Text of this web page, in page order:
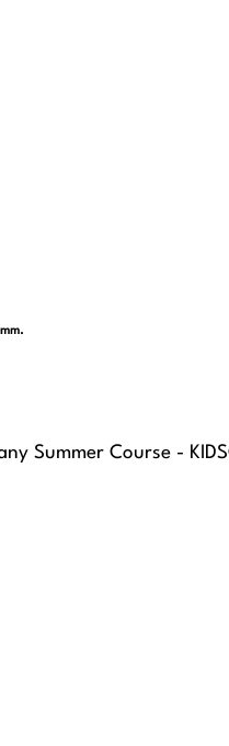
Summer Course -